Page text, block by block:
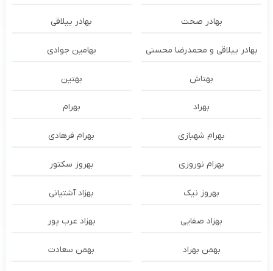
بهادر صحت بهادر ییلاقی
بهادر ییلاقی و محمدرضا محسنی بهامین جوادی
بهتاش بهتین
بهراد بهرام
بهرام شهبازی بهرام فرهادی
بهرام نوروزی بهروز سکتور
بهروز نیک بهزاد آشتیانی
بهزاد صفایی بهزاد عرب پور
بهمن بهراد بهمن سعادت